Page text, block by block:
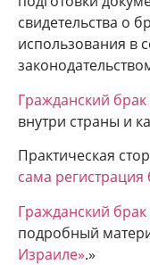
свидетельства о
использования в
Гражданский
внутри страны и
Практическая
сама регистрация
Гражданский
подробный
Израиле».»